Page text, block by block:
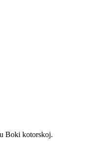
Boki kotorskoj.